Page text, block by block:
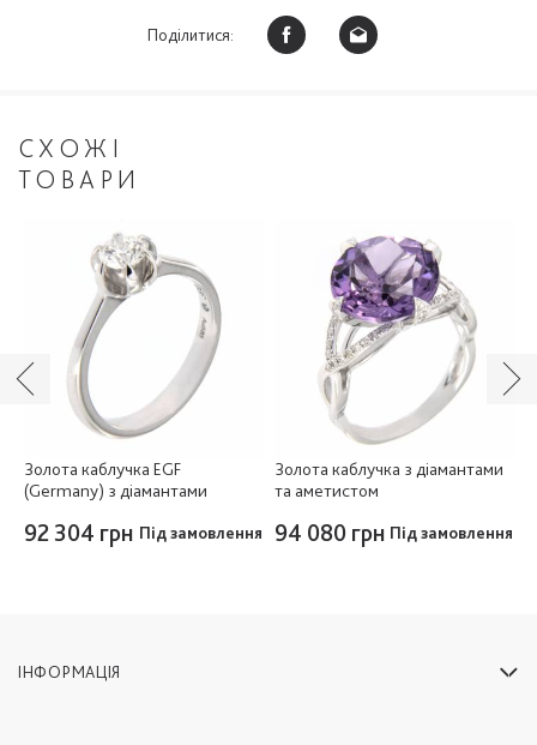
Поділитися:
СХОЖІ
ТОВАРИ
Золота каблучка EGF
(Germany) з діамантами
92 304 грн Під замовлення
Золота каблучка з діамантами
та аметистом
94 080 грн Під замовлення
ІНФОРМАЦІЯ